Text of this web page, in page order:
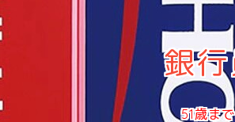
銀
51歳ま